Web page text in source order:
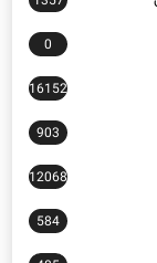
0
16152
903
12068
584
485